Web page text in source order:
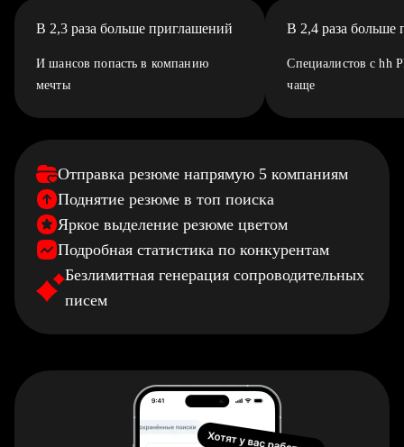
В 2,3 раза больше приглашений
И шансов попасть в компанию
мечты
В 2,4 раза больше
Специалистов с hh
чаще
Отправка резюме напрямую 5 компаниям
Поднятие резюме в топ поиска
Яркое выделение резюме цветом
Подробная статистика по конкурентам
Безлимитная генерация сопроводительных
писем